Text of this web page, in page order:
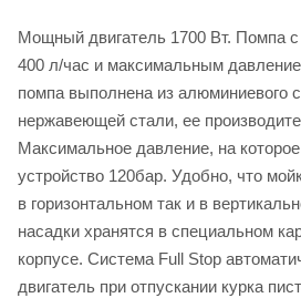
Мощный двигатель 1700 Вт. Помпа
400 л/час и максимальным
помпа выполнена из алюминиевого
нержавеющей стали, ее
Максимальное давление, на
устройство 120бар. Удобно, что
в горизонтальном так и в
насадки хранятся в специальном
корпусе. Система Full Stop
двигатель при отпускании курка